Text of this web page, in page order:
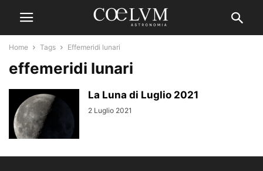
Home Tags Effemeridi lunari
effemeridi lunari
La Luna di Luglio 2021
2 Luglio 2021